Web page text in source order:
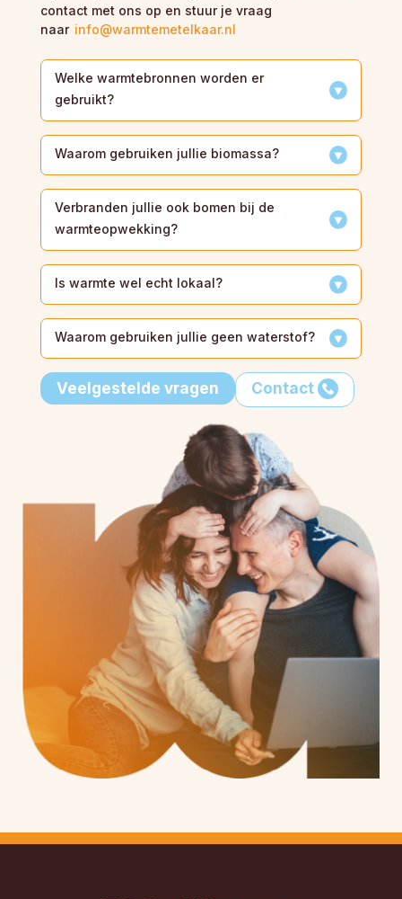
contact met ons op en stuur je vraag
naar info@warmtemetelkaar.nl
Welke warmtebronnen worden er
gebruikt?
Waarom gebruiken jullie biomassa?
Verbranden jullie ook bomen bij de
warmteopwekking?
Is warmte wel echt lokaal?
Waarom gebruiken jullie geen waterstof?
Veelgestelde vragen Contact